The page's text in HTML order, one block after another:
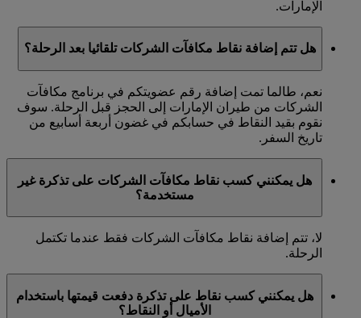
الإمارات.
هل تتم إضافة نقاط مكافآت الشركات تلقائيا بعد الرحلة؟
نعم، طالما تمت إضافة رقم عضويتكم في برنامج مكافآت
الشركات من طيران الإمارات إلى الحجز قبل الرحلة. سوف
نقوم بقيد النقاط في حسابكم في غضون أربعة أسابيع من
تاريخ السفر.
هل يمكنني كسب نقاط مكافآت الشركات على تذكرة غير
مستخدمة؟
لا، تتم إضافة نقاط مكافآت الشركات فقط عندما تكتمل
الرحلة.
هل يمكنني كسب نقاط على تذكرة دفعت قيمتها باستخدام
الأميال أو النقاط؟